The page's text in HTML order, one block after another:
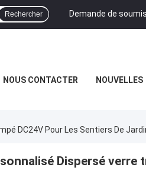
Demande de
Rechercher
NOUS CONTACTER NOUVELLES
DC24V Pour Les Sentiers De
Dispersé verre